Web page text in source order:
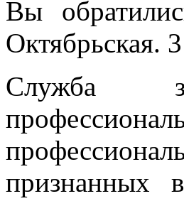
Вы
Октябрьская.
Служба
признанных